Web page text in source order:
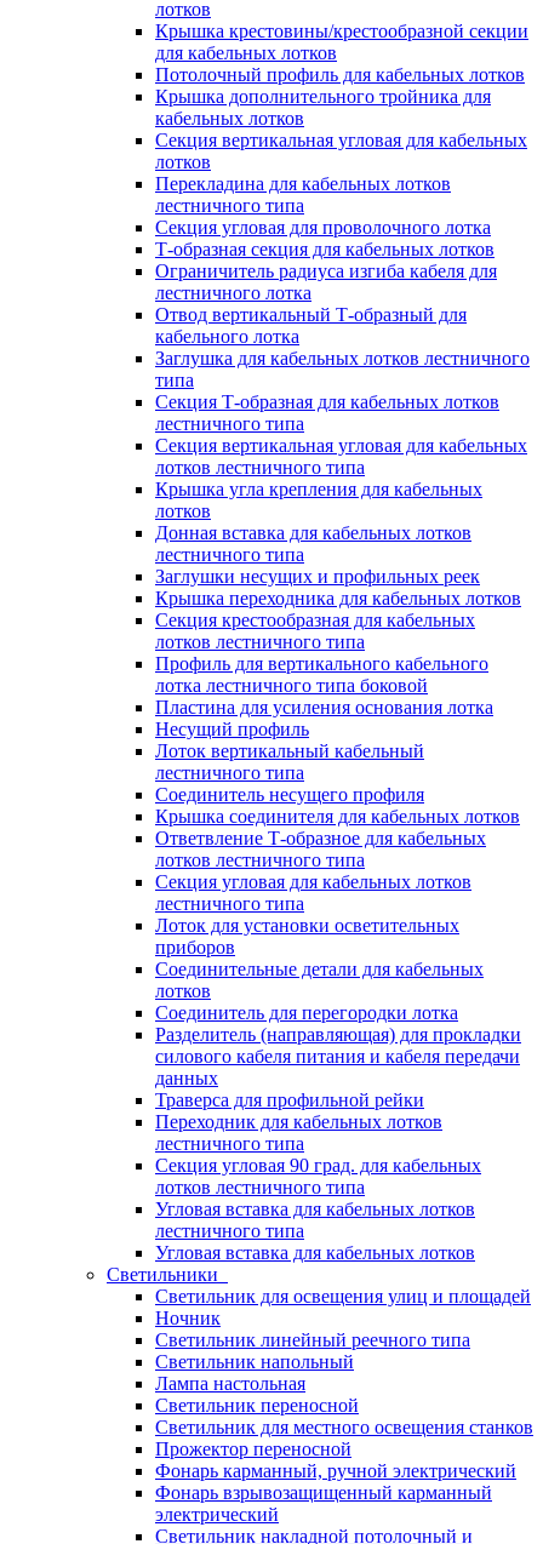
лотков
Крышка крестовины/крестообразной секции
для кабельных лотков
Потолочный профиль для кабельных лотков
Крышка дополнительного тройника для
кабельных лотков
Секция вертикальная угловая для кабельных
лотков
Перекладина для кабельных лотков
лестничного типа
Секция угловая для проволочного лотка
Т-образная секция для кабельных лотков
Ограничитель радиуса изгиба кабеля для
лестничного лотка
Отвод вертикальный Т-образный для
кабельного лотка
Заглушка для кабельных лотков лестничного
типа
Секция Т-образная для кабельных лотков
лестничного типа
Секция вертикальная угловая для кабельных
лотков лестничного типа
Крышка угла крепления для кабельных
лотков
Донная вставка для кабельных лотков
лестничного типа
Заглушки несущих и профильных реек
Крышка переходника для кабельных лотков
Секция крестообразная для кабельных
лотков лестничного типа
Профиль для вертикального кабельного
лотка лестничного типа боковой
Пластина для усиления основания лотка
Несущий профиль
Лоток вертикальный кабельный
лестничного типа
Соединитель несущего профиля
Крышка соединителя для кабельных лотков
Ответвление Т-образное для кабельных
лотков лестничного типа
Секция угловая для кабельных лотков
лестничного типа
Лоток для установки осветительных
приборов
Соединительные детали для кабельных
лотков
Соединитель для перегородки лотка
Разделитель (направляющая) для прокладки
силового кабеля питания и кабеля передачи
данных
Траверса для профильной рейки
Переходник для кабельных лотков
лестничного типа
Секция угловая 90 град. для кабельных
лотков лестничного типа
Угловая вставка для кабельных лотков
лестничного типа
Угловая вставка для кабельных лотков
Светильники
Светильник для освещения улиц и площадей
Ночник
Светильник линейный реечного типа
Светильник напольный
Лампа настольная
Светильник переносной
Светильник для местного освещения станков
Прожектор переносной
Фонарь карманный, ручной электрический
Фонарь взрывозащищенный карманный
электрический
Светильник накладной потолочный и